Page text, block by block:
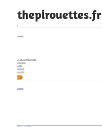
thepirouettes.fr